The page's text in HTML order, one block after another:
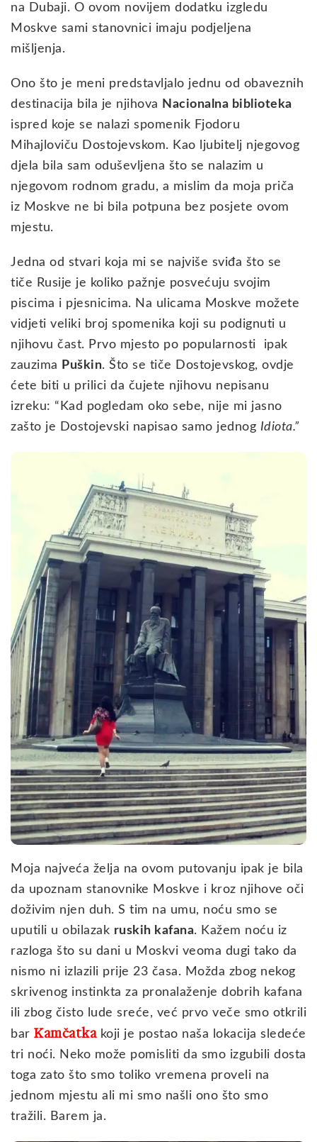
na Dubaji. O ovom novijem dodatku izgledu
Moskve sami stanovnici imaju podjeljena
mišljenja.
Ono što je meni predstavljalo jednu od obaveznih
destinacija bila je njihova Nacionalna biblioteka
ispred koje se nalazi spomenik Fjodoru
Mihajloviču Dostojevskom. Kao ljubitelj njegovog
djela bila sam oduševljena što se nalazim u
njegovom rodnom gradu, a mislim da moja priča
iz Moskve ne bi bila potpuna bez posjete ovom
mjestu.
Jedna od stvari koja mi se najviše sviđa što se
tiče Rusije je koliko pažnje posvećuju svojim
piscima i pjesnicima. Na ulicama Moskve možete
vidjeti veliki broj spomenika koji su podignuti u
njihovu čast. Prvo mjesto po popularnosti ipak
zauzima Puškin. Što se tiče Dostojevskog, ovdje
ćete biti u prilici da čujete njihovu nepisanu
izreku: “Kad pogledam oko sebe, nije mi jasno
zašto je Dostojevski napisao samo jednog Idiota.”
Moja najveća želja na ovom putovanju ipak je bila
da upoznam stanovnike Moskve i kroz njihove oči
doživim njen duh. S tim na umu, noću smo se
uputili u obilazak ruskih kafana. Kažem noću iz
razloga što su dani u Moskvi veoma dugi tako da
nismo ni izlazili prije 23 časa. Možda zbog nekog
skrivenog instinkta za pronalaženje dobrih kafana
ili zbog čisto lude sreće, već prvo veče smo otkrili
bar Kamčatkakoji je postao naša lokacija sledeće
tri noći. Neko može pomisliti da smo izgubili dosta
toga zato što smo toliko vremena proveli na
jednom mjestu ali mi smo našli ono što smo
tražili. Barem ja.